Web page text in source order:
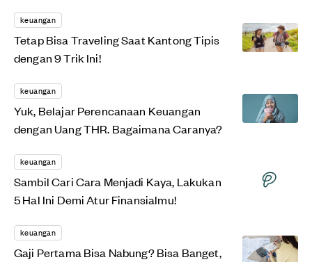
keuangan
Tetap Bisa Traveling Saat Kantong Tipis
dengan 9 Trik Ini!
keuangan
Yuk, Belajar Perencanaan Keuangan
dengan Uang THR. Bagaimana Caranya?
keuangan
Sambil Cari Cara Menjadi Kaya, Lakukan
5 Hal Ini Demi Atur Finansialmu!
keuangan
Gaji Pertama Bisa Nabung? Bisa Banget,